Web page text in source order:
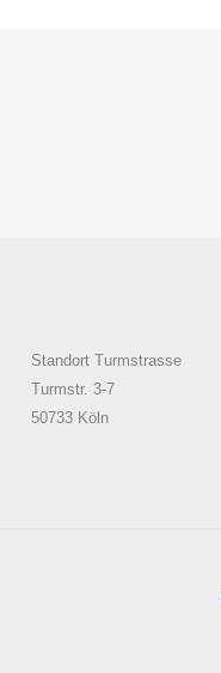
Standort Turmstrasse
Turmstr. 3-7
50733 Köln